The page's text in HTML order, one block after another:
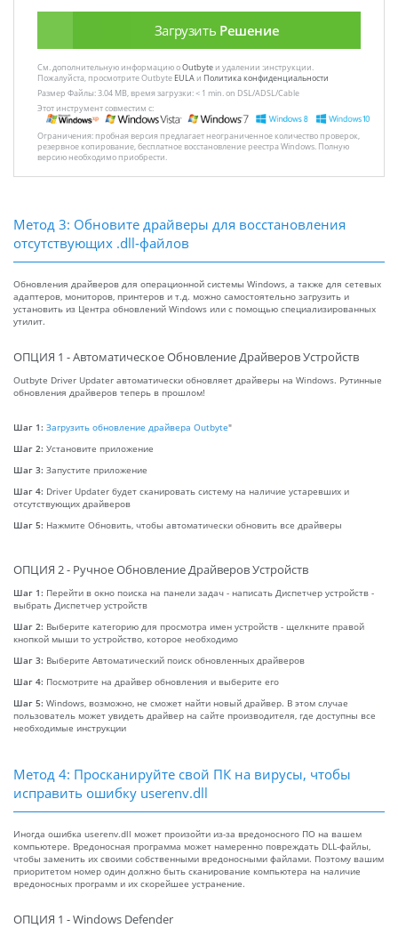
Загрузить Решение
См. дополнительную информацию оOutbyteи удалении :инструкции.
Пожалуйста, просмотрите Outbyte EULAи Политика конфиденциальности
Размер Файлы: 3.04 MB, время загрузки: < 1 min. on DSL/ADSL/Cable
Этот инструмент совместим с:
Ограничения: пробная версия предлагает неограниченное количество проверок,
резервное копирование, бесплатное восстановление реестра Windows. Полную
версию необходимо приобрести.
Метод 3: Обновите драйверы для восстановления
отсутствующих .dll-файлов
Обновления драйверов для операционной системы Windows, а также для сетевых
адаптеров, мониторов, принтеров и т.д. можно самостоятельно загрузить и
установить из Центра обновлений Windows или с помощью специализированных
утилит.
ОПЦИЯ 1 - Автоматическое Обновление Драйверов Устройств
Outbyte Driver Updater автоматически обновляет драйверы на Windows. Рутинные
обновления драйверов теперь в прошлом!
Шаг 1: Загрузить обновление драйвера Outbyte"
Шаг 2: Установите приложение
Шаг 3: Запустите приложение
Шаг 4: Driver Updater будет сканировать систему на наличие устаревших и
отсутствующих драйверов
Шаг 5: Нажмите Обновить, чтобы автоматически обновить все драйверы
ОПЦИЯ 2 - Ручное Обновление Драйверов Устройств
Шаг 1: Перейти в окно поиска на панели задач - написать Диспетчер устройств -
выбрать Диспетчер устройств
Шаг 2: Выберите категорию для просмотра имен устройств - щелкните правой
кнопкой мыши то устройство, которое необходимо
Шаг 3: Выберите Автоматический поиск обновленных драйверов
Шаг 4: Посмотрите на драйвер обновления и выберите его
Шаг 5: Windows, возможно, не сможет найти новый драйвер. В этом случае
пользователь может увидеть драйвер на сайте производителя, где доступны все
необходимые инструкции
Метод 4: Просканируйте свой ПК на вирусы, чтобы
исправить ошибку userenv.dll
Иногда ошибка userenv.dll может произойти из-за вредоносного ПО на вашем
компьютере. Вредоносная программа может намеренно повреждать DLL-файлы,
чтобы заменить их своими собственными вредоносными файлами. Поэтому вашим
приоритетом номер один должно быть сканирование компьютера на наличие
вредоносных программ и их скорейшее устранение.
ОПЦИЯ 1 - Windows Defender